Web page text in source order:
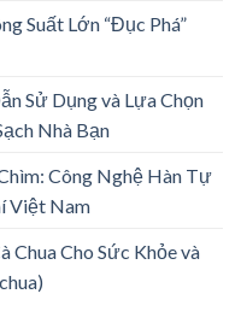
Suất Lớn “Đục Phá”
Sử Dụng và Lựa Chọn
Nhà Bạn
Công Nghệ Hàn Tự
Việt Nam
Chua Cho Sức Khỏe và